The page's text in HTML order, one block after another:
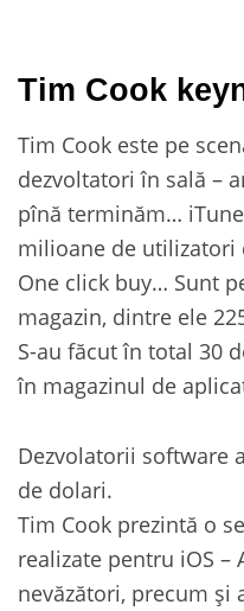
Tim Cook
Tim Cook este pe
dezvoltatori în sală –
pînă terminăm…
milioane de utilizatori
One click buy… Sunt
magazin, dintre ele
S-au făcut în total 30
în magazinul de
Dezvolatorii software
de dolari.
Tim Cook prezintă o
realizate pentru iOS –
nevăzători, precum și